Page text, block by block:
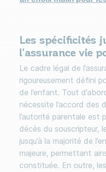
Les spécificités
l'assurance vie
Le cadre légal de
rigoureusement défini
de l’enfant. Tout
nécessite l’accord des
l’autorité parentale est
décès du souscripteur,
jusqu’à la majorité de
majeure, permettant
constituée. En outre,